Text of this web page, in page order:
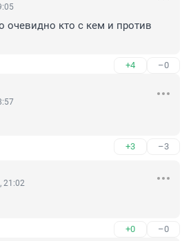
очевидно кто с кем и против
+4 –0
+3 –3
21:02
+0 –0